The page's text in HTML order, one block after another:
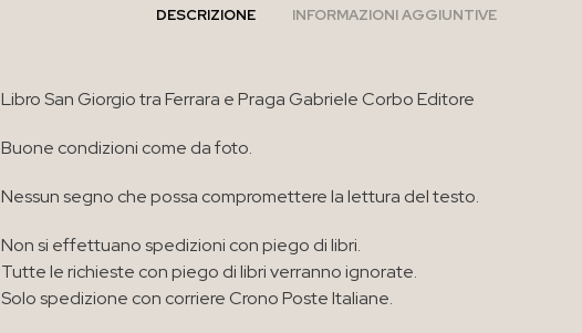
DESCRIZIONE INFORMAZIONI AGGIUNTIVE
Libro San Giorgio tra Ferrara e Praga Gabriele Corbo Editore
Buone condizioni come da foto.
Nessun segno che possa compromettere la lettura del testo.
Non si effettuano spedizioni con piego di libri.
Tutte le richieste con piego di libri verranno ignorate.
Solo spedizione con corriere Crono Poste Italiane.